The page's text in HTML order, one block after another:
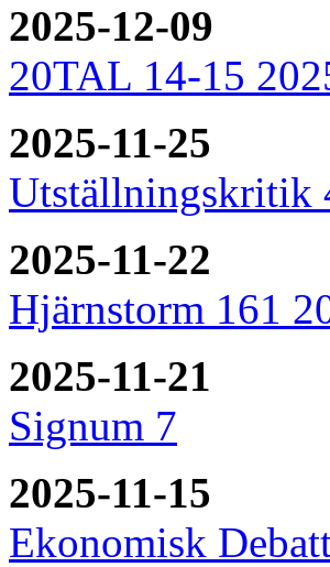
2025-12-09
20TAL 14-15
2025-11-25
Utställningskritik
2025-11-22
Hjärnstorm 161
2025-11-21
Signum 7
2025-11-15
Ekonomisk